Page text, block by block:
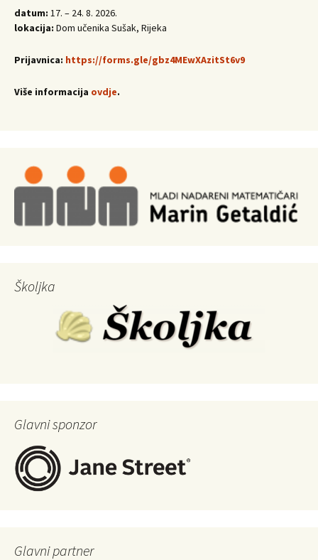
datum: 17. – 24. 8. 2026.
lokacija: Dom učenika Sušak, Rijeka
Prijavnica: https://forms.gle/gbz4MEwXAzitSt6v9
Više informacija ovdje.
Školjka
Glavni sponzor
Glavni partner